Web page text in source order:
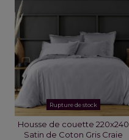
Rupture de stock
Housse de couette 220x240
Satin de Coton Gris Craie